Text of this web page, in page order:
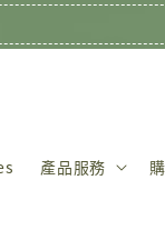
產品服務